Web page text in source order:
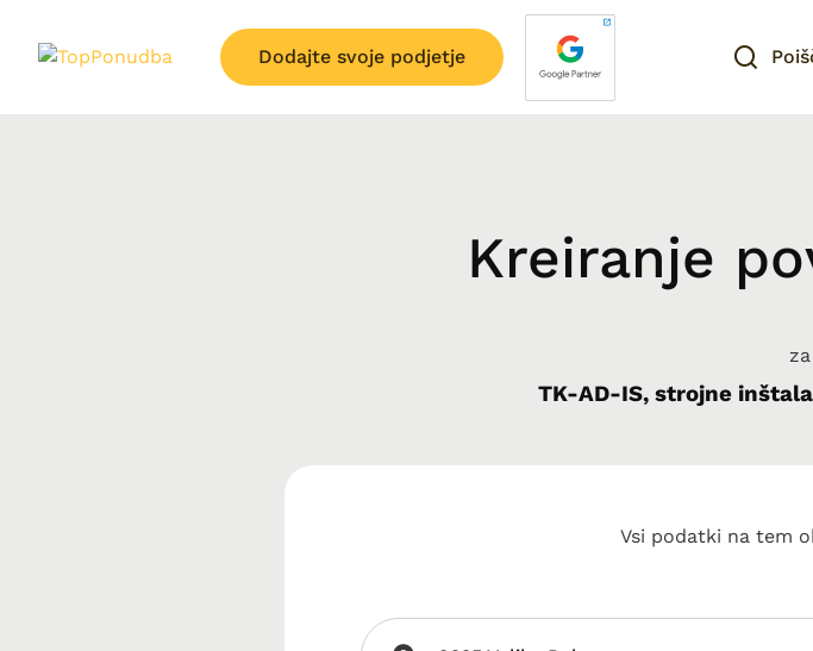
Dodajte svoje podjetje
Kreiranje
za
TK-AD-IS, strojne
Vsi podatki na tem